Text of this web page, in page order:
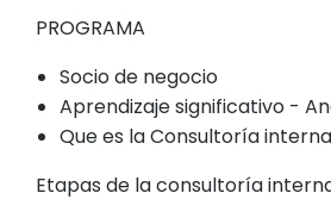
PROGRAMA
Socio de negocio
Aprendizaje significativo -
Que es la Consultoría
Etapas de la consultoría